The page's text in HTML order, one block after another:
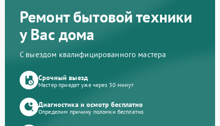
Ремонт бытовой техники
у Вас дома
С выездом квалифицированного мастера
Срочный выезд
Мастер приедет уже через 30 минут
Диагностика и осмотр бесплатно
Определим причину поломки бесплатно